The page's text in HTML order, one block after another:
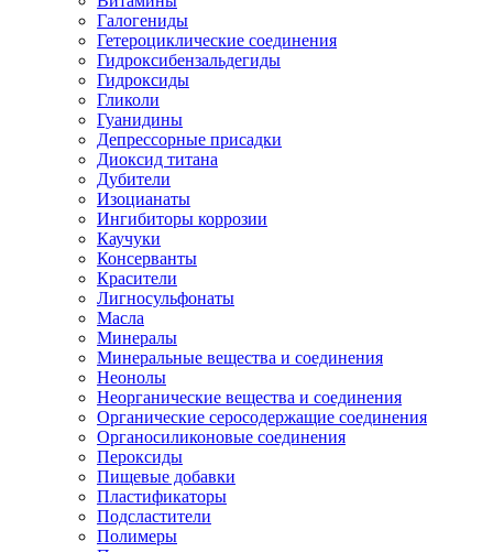
Галогениды
Гетероциклические соединения
Гидроксибензальдегиды
Гидроксиды
Гликоли
Гуанидины
Депрессорные присадки
Диоксид титана
Дубители
Изоцианаты
Ингибиторы коррозии
Каучуки
Консерванты
Красители
Лигносульфонаты
Масла
Минералы
Минеральные вещества и соединения
Неонолы
Неорганические вещества и соединения
Органические серосодержащие соединения
Органосиликоновые соединения
Пероксиды
Пищевые добавки
Пластификаторы
Подсластители
Полимеры